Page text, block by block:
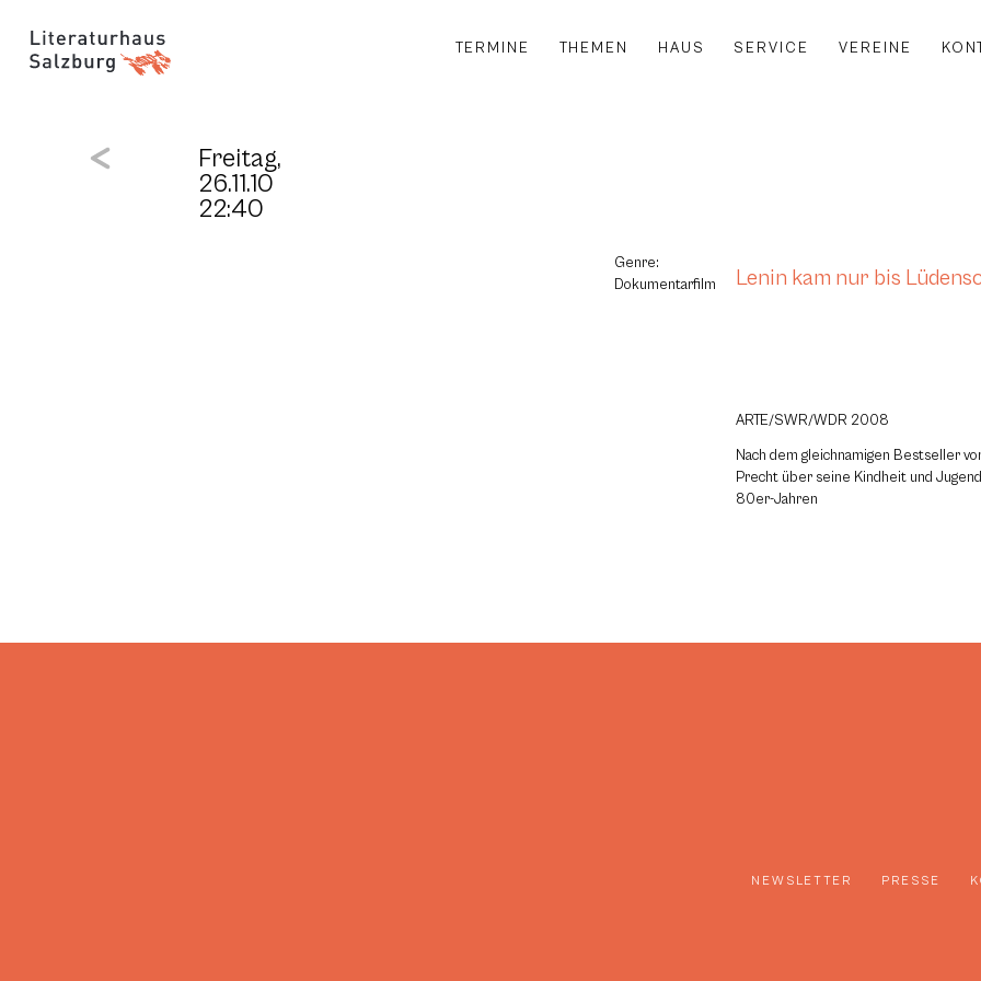
TERMINE THEMEN HAUS SERVICE VEREINE
Freitag,
26.11.10
22:40
Genre:
Dokumentarfilm
Lenin kam nur bis
ARTE/SWR/WDR 2008
Nach dem gleichnamigen Bestseller
Precht über seine Kindheit und
80er-Jahren
NEWSLETTER PRESSE